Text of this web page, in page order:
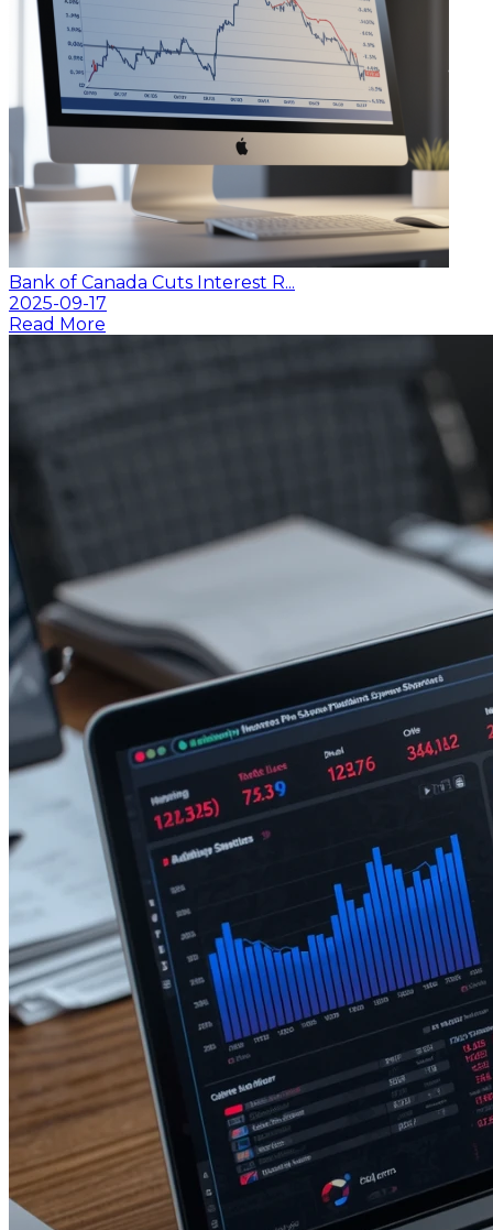
Bank of Canada Cuts Interest R...
2025-09-17
Read More